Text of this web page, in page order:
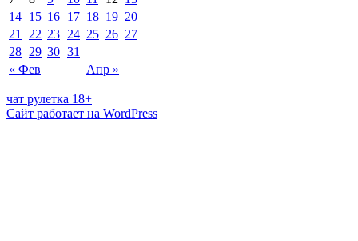
« Фев Апр »
14 15 16 17 18 19 20
21
22 23 24 25 26 27
28 29 30 31
чат рулетка 18+
Сайт работает на WordPress